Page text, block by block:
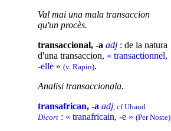
Val mai una mala transaccion
qu'un procès.
transaccional, -a adj : de la natura
d'una transaccion, « transactionnel,
-elle » (v. Rapin).
Analisi transaccionala.
transafrican, -a adj, cf Ubaud
Dicort : « tranafricain, -e » (Per Noste)